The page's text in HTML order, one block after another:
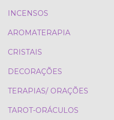
INCENSOS
AROMATERAPIA
CRISTAIS
DECORAÇÕES
TERAPIAS/ ORAÇÕES
TAROT-ORÁCULOS